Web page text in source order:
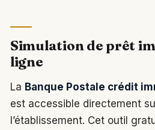
Simulation de prêt
ligne
La Banque Postale crédit
est accessible directement
l’établissement. Cet outil